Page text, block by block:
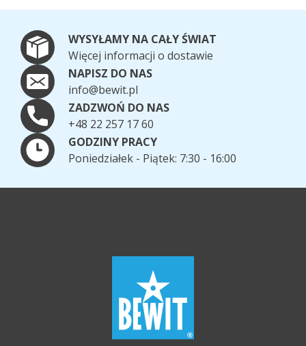
WYSYŁAMY NA CAŁY ŚWIAT
Więcej informacji o dostawie
NAPISZ DO NAS
info@bewit.pl
ZADZWOŃ DO NAS
+48 22 257 17 60
GODZINY PRACY
Poniedziałek - Piątek: 7:30 - 16:00